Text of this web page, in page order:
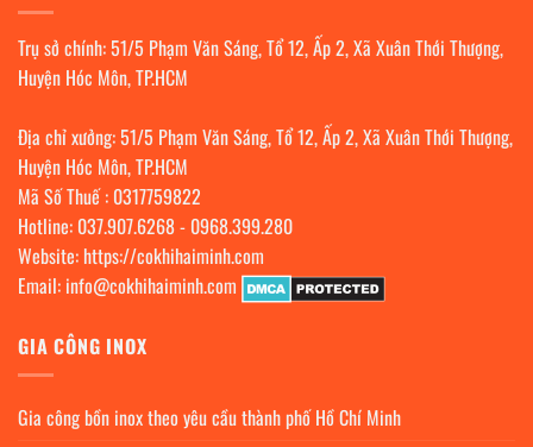
Trụ sở chính: 51/5 Phạm Văn Sáng, Tổ 12, Ấp 2, Xã Xuân Thới Thượng,
Huyện Hóc Môn, TP.HCM
Địa chỉ xưởng: 51/5 Phạm Văn Sáng, Tổ 12, Ấp 2, Xã Xuân Thới Thượng,
Huyện Hóc Môn, TP.HCM
Mã Số Thuế : 0317759822
Hotline: 037.907.6268- 0968.399.280
Website: https://cokhihaiminh.com
Email: info@cokhihaiminh.com
GIA CÔNG INOX
Gia công bồn inox theo yêu cầu thành phố Hồ Chí Minh